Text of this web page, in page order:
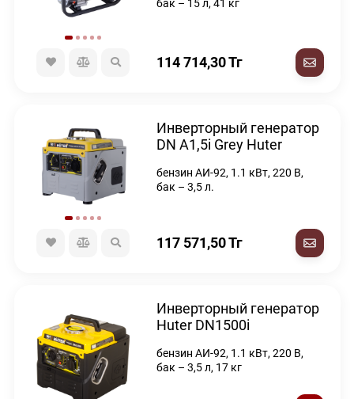
бак – 15 л, 41 кг
114 714,30Тг
Инверторный генератор
DN А1,5i Grey Huter
бензин АИ-92, 1.1 кВт, 220 В,
бак – 3,5 л.
117 571,50Тг
Инверторный генератор
Huter DN1500i
бензин АИ-92, 1.1 кВт, 220 В,
бак – 3,5 л, 17 кг